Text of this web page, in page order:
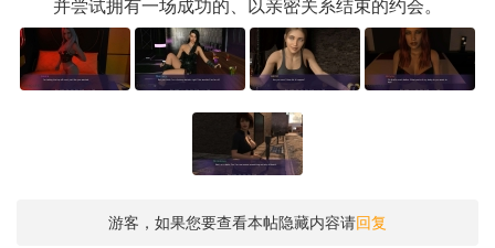
并尝试拥有一场成功的、以亲密关系结束的约会。
游客，如果您要查看本帖隐藏内容请回复